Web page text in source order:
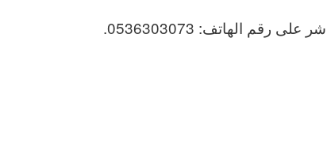
الهاتف: 0536303073.